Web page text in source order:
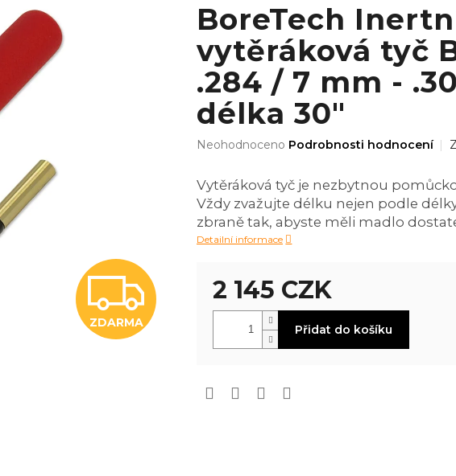
Z
D
ZDARMA
BoreTech
vytěráková tyč
.284 / 7 mm -
délka 30"
Průměrné
je
0,0
z
5
Neohodnoceno Podrobnosti hodnocení
2 145 CZK
Přidat do košíku
Vytěráková tyč je nezbytnou
Vždy zvažujte délku nejen podle
zbraně tak, abyste měli madlo
Detailní informace